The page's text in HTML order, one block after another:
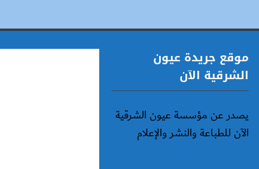
موقع جريدة عيون
الشرقية الآن
يصدر عن مؤسسة عيون الشرقية
الآن للطباعة والنشر والإعلام